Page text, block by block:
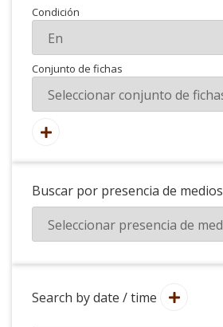
Condición
Conjunto de fichas
Buscar por presencia de medios
Search by date / time